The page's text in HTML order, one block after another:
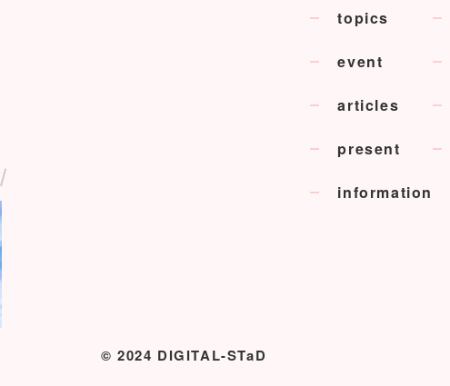
topics
event
articles
present
information
© 2024 DIGITAL-STaD